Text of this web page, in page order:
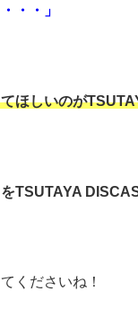
・・」
ほしいのが
TSUTAYA
くださいね！